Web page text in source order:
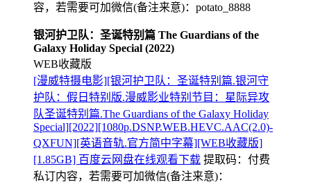
容，若需要可加微信(备注来意)：potato_8888
银河护卫队：圣诞特别篇 The Guardians of the
Galaxy Holiday Special (2022)
WEB收藏版
[漫威特摄电影][银河护卫队：圣诞特别篇.银河守
护队：假日特别版.漫威影业特别节目：星际异攻
队圣诞特别篇.The Guardians of the Galaxy Holiday
Special][2022][1080p.DSNP.WEB.HEVC.AAC(2.0)-
QXFUN][英语音轨.官方简中字幕][WEB收藏版]
[1.85GB] 百度云网盘在线观看下载 提取码： 付费
私订内容，若需要可加微信(备注来意)：